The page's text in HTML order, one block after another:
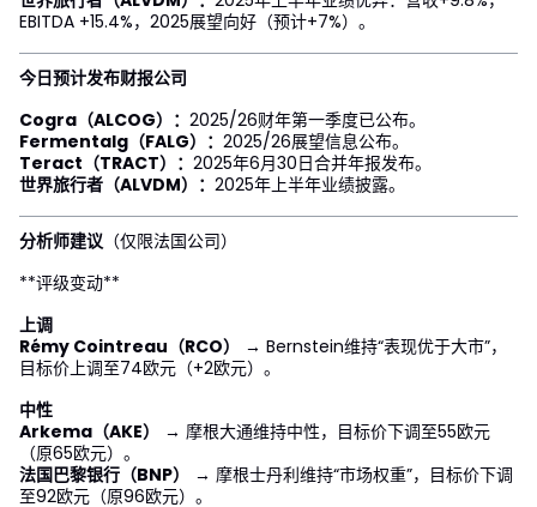
EBITDA +15.4%，2025展望向好（预计+7%）。
今日预计发布财报公司
Cogra（ALCOG）： 2025/26财年第一季度已公布。
Fermentalg（FALG）： 2025/26展望信息公布。
Teract（TRACT）： 2025年6月30日合并年报发布。
世界旅行者（ALVDM）： 2025年上半年业绩披露。
分析师建议（仅限法国公司）
**评级变动**
上调
Rémy Cointreau（RCO）
→ Bernstein维持“表现优于大市”，
目标价上调至74欧元（+2欧元）。
中性
Arkema（AKE）
→ 摩根大通维持中性，目标价下调至55欧元
（原65欧元）。
法国巴黎银行（BNP）
→ 摩根士丹利维持“市场权重”，目标价下调
至92欧元（原96欧元）。